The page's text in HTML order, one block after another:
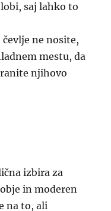
saj lahko to
čevlje ne nosite,
mestu, da
njihovo
izbira za
in moderen
na to, ali